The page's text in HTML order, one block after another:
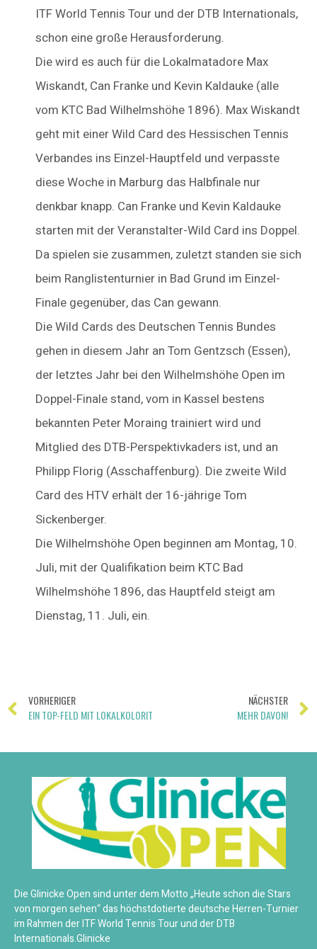
ITF World Tennis Tour und der DTB Internationals,
schon eine große Herausforderung.
Die wird es auch für die Lokalmatadore Max
Wiskandt, Can Franke und Kevin Kaldauke (alle
vom KTC Bad Wilhelmshöhe 1896). Max Wiskandt
geht mit einer Wild Card des Hessischen Tennis
Verbandes ins Einzel-Hauptfeld und verpasste
diese Woche in Marburg das Halbfinale nur
denkbar knapp. Can Franke und Kevin Kaldauke
starten mit der Veranstalter-Wild Card ins Doppel.
Da spielen sie zusammen, zuletzt standen sie sich
beim Ranglistenturnier in Bad Grund im Einzel-
Finale gegenüber, das Can gewann.
Die Wild Cards des Deutschen Tennis Bundes
gehen in diesem Jahr an Tom Gentzsch (Essen),
der letztes Jahr bei den Wilhelmshöhe Open im
Doppel-Finale stand, vom in Kassel bestens
bekannten Peter Moraing trainiert wird und
Mitglied des DTB-Perspektivkaders ist, und an
Philipp Florig (Asschaffenburg). Die zweite Wild
Card des HTV erhält der 16-jährige Tom
Sickenberger.
Die Wilhelmshöhe Open beginnen am Montag, 10.
Juli, mit der Qualifikation beim KTC Bad
Wilhelmshöhe 1896, das Hauptfeld steigt am
Dienstag, 11. Juli, ein.
VORHERIGER
EIN TOP-FELD MIT LOKALKOLORIT
NÄCHSTER
MEHR DAVON!
Die Glinicke Open sind unter dem Motto „Heute schon die Stars
von morgen sehen“ das höchstdotierte deutsche Herren-Turnier
im Rahmen der ITF World Tennis Tour und der DTB
Internationals.Glinicke